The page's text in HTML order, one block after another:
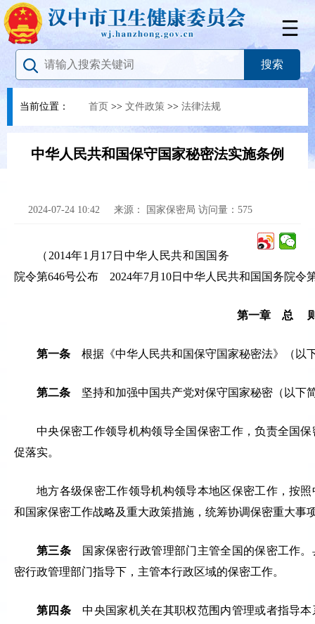
当前位置： 首页 >> 文件政策 >> 法律法规
中华人民共和国保守国家秘密法实施条例
2024-07-24 10:42 来源： 国家保密局 访问量： 575
（2014年1月17日中华人民共和国国务
院令第646号公布 2024年7月10日中华人民共和国国务院令
第一章 总
第一条 根据《中华人民共和国保守国家秘密法》（以
第二条 坚持和加强中国共产党对保守国家秘密（以下
中央保密工作领导机构领导全国保密工作，负责全国
促落实。
地方各级保密工作领导机构领导本地区保密工作，按
和国家保密工作战略及重大政策措施，统筹协调保密重大事
第三条国家保密行政管理部门主管全国的保密工作。
密行政管理部门指导下，主管本行政区域的保密工作。
第四条中央国家机关在其职权范围内管理或者指导本